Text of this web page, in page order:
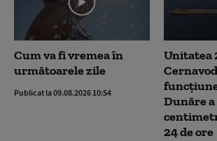
Cum va fi vremea în
următoarele zile
Publicat la 09.08.2026 10:54
Unitatea
Dunăre
24 de ore